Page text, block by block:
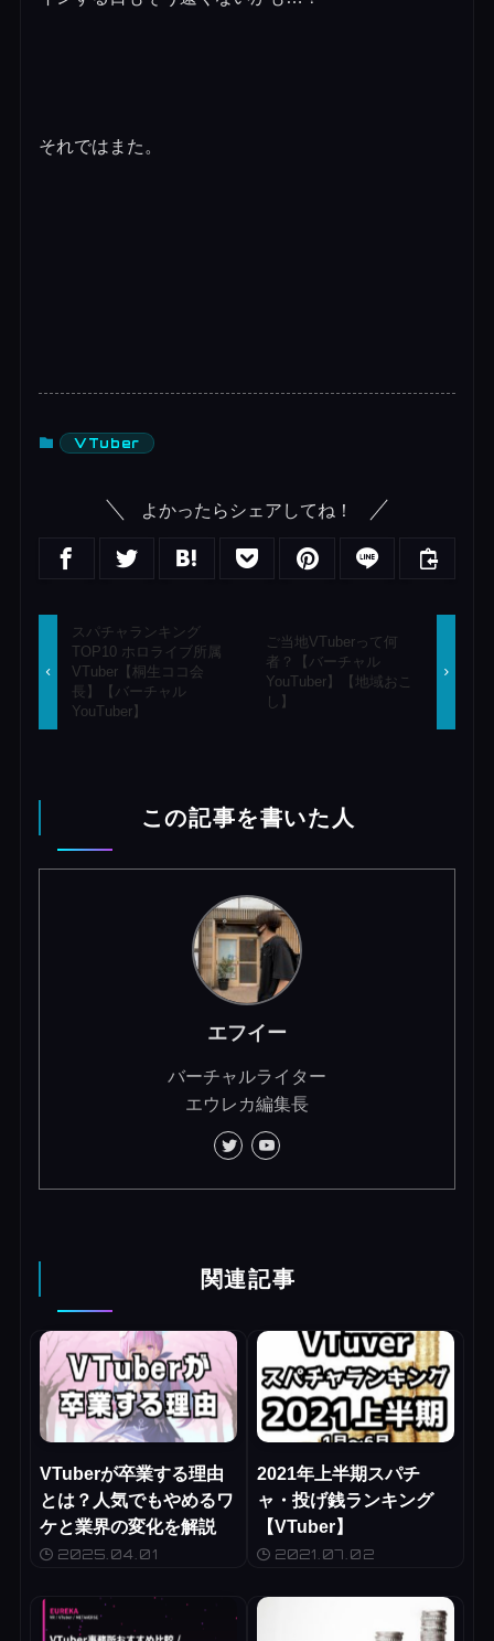
それではまた。
VTuber
よかったらシェアしてね！
スパチャランキング
TOP10 ホロライブ所属
VTuber【桐生ココ会
長】【バーチャル
YouTuber】
ご当地VTuberって何
者？【バーチャル
YouTuber】【地域おこ
し】
この記事を書いた人
エフイー
バーチャルライター
エウレカ編集長
関連記事
VTuberが卒業する理由
とは？人気でもやめるワ
ケと業界の変化を解説
2025.04.01
2021年上半期スパチ
ャ・投げ銭ランキング
【VTuber】
2021.07.02